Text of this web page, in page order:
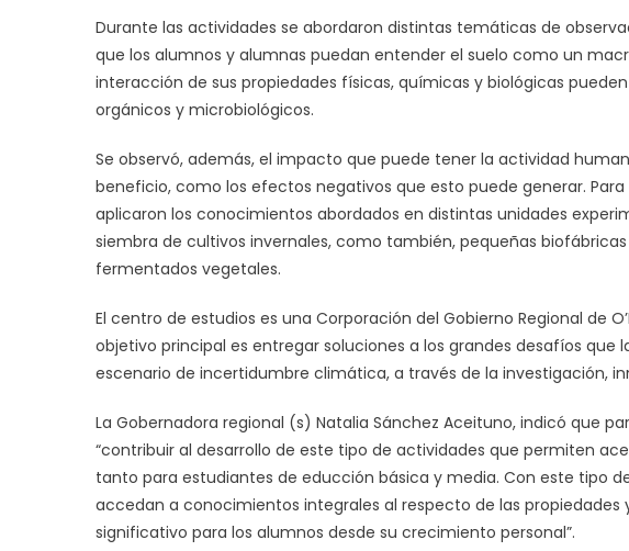
Durante las actividades se abordaron distintas temáticas de
que los alumnos y alumnas puedan entender el suelo como un
interacción de sus propiedades físicas, químicas y biológicas
orgánicos y microbiológicos.
Se observó, además, el impacto que puede tener la actividad
beneficio, como los efectos negativos que esto puede generar. Para
aplicaron los conocimientos abordados en distintas unidades
siembra de cultivos invernales, como también, pequeñas
fermentados vegetales.
El centro de estudios es una Corporación del Gobierno Regional de
objetivo principal es entregar soluciones a los grandes desafíos
escenario de incertidumbre climática, a través de la investigación,
La Gobernadora regional (s) Natalia Sánchez Aceituno, indicó que
“contribuir al desarrollo de este tipo de actividades que permiten
tanto para estudiantes de educción básica y media. Con este tipo
accedan a conocimientos integrales al respecto de las
significativo para los alumnos desde su crecimiento personal”.